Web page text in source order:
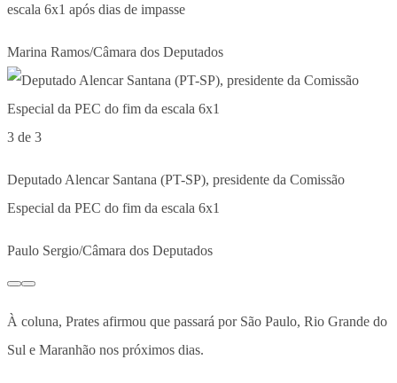
escala 6x1 após dias de impasse
Marina Ramos/Câmara dos Deputados
3 de 3
Deputado Alencar Santana (PT-SP), presidente da Comissão
Especial da PEC do fim da escala 6x1
Paulo Sergio/Câmara dos Deputados
À coluna, Prates afirmou que passará por São Paulo, Rio Grande do
Sul e Maranhão nos próximos dias.